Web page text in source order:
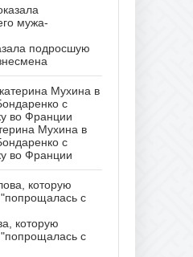
подросшую
Мухина в
с
во Франции
которую
"попрощалась с